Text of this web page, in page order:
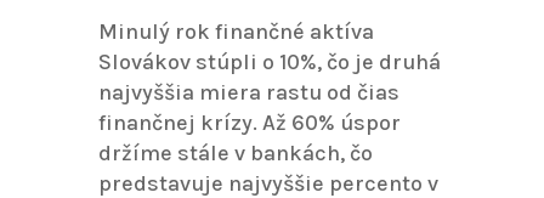
Minulý rok finančné aktíva
Slovákov stúpli o 10%, čo je druhá
najvyššia miera rastu od čias
finančnej krízy. Až 60% úspor
držíme stále v bankách, čo
predstavuje najvyššie percento v